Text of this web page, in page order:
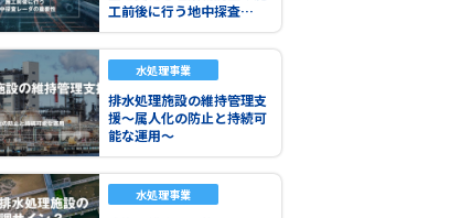
工前後に行う地中探査…
水処理事業
排水処理施設の維持管理支
援～属人化の防止と持続可
能な運用～
水処理事業